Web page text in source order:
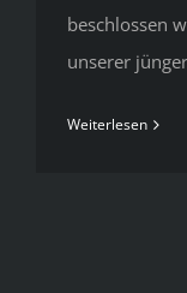
beschlossen
unserer
Weiterlesen